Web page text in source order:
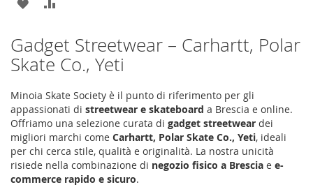
LISTA
DESIDERI
CONFRONTO
Gadget Streetwear – Carhartt, Polar
Skate Co., Yeti
Minoia Skate Society è il punto di riferimento per gli
appassionati di streetwear e skateboard a Brescia e online.
Offriamo una selezione curata di gadget streetwear dei
migliori marchi come Carhartt, Polar Skate Co., Yeti, ideali
per chi cerca stile, qualità e originalità. La nostra unicità
risiede nella combinazione di negozio fisico a Brescia e e-
commerce rapido e sicuro.